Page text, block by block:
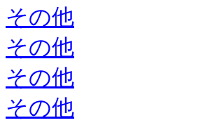
その他
その他
その他
その他